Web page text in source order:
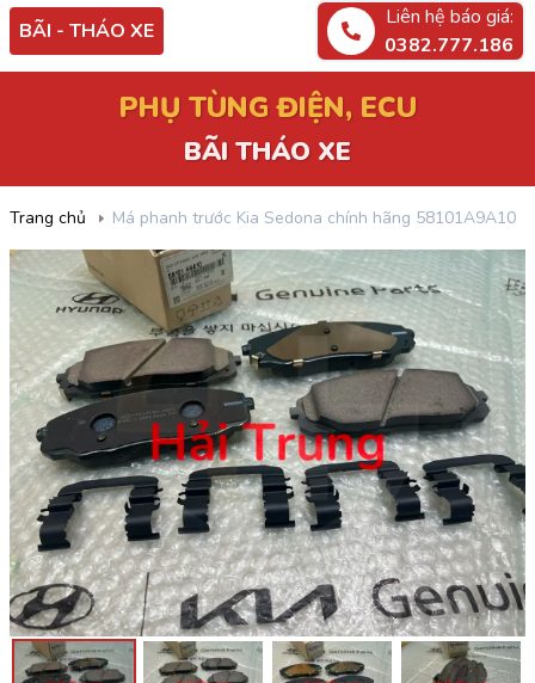
BÃI - THÁO XE
Liên hệ báo giá:
0382.777.186
PHỤ TÙNG ĐIỆN, ECU
BÃI THÁO XE
Trang chủ Má phanh trước Kia Sedona chính hãng 58101A9A10